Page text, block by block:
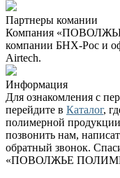
Партнеры комании
Компания
компании БНХ-Рос и
Airtech.
Информация
Для ознакомления с
перейдите в Каталог,
полимерной
позвонить нам,
обратный звонок.
«ПОВОЛЖЬЕ